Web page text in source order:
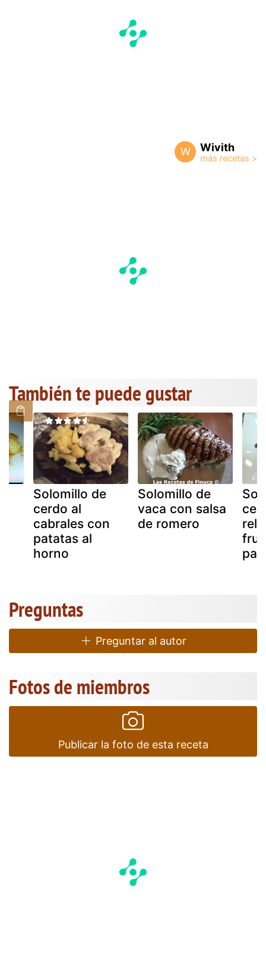
W Wivith
También te puede gustar
Solomillo de
cerdo al
cabrales con
patatas al
horno
Solomillo de
vaca con salsa
de romero
Preguntas
Preguntar al autor
Fotos de miembros
Publicar la foto de esta receta